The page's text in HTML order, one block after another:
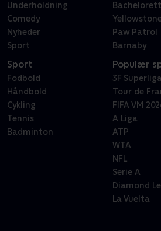
Underholdning
Comedy
Nyheder
Sport
Paw Patrol
Barnaby
Sport
Fodbold
Håndbold
Cykling
Tennis
Badminton
Populær
3F Superliga
Tour de
FIFA VM
A Liga
ATP
WTA
NFL
Serie A
Diamond
La Vuelta